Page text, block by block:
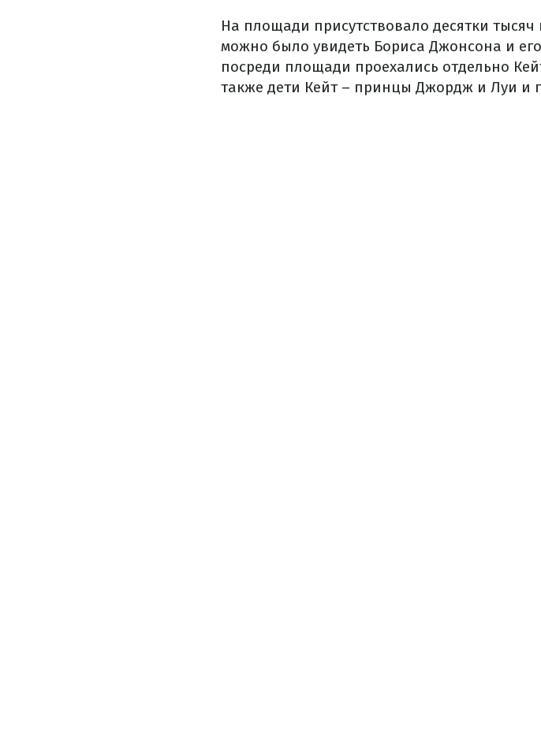
На площади присутствовало десятки
можно было увидеть Бориса Джонсона и
посреди площади проехались отдельно
также дети Кейт – принцы Джордж и Луи и